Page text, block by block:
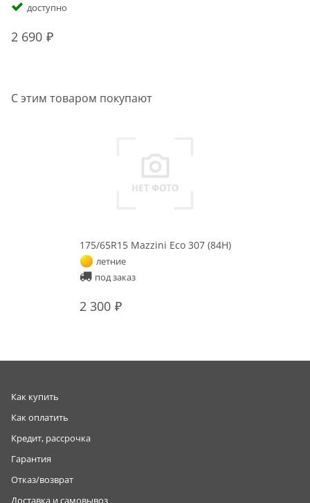
доступно
2 690
С этим товаром покупают
175/65R15 Mazzini Eco 307 (84H)
летние
под заказ
2 300
Как купить
Как оплатить
Кредит, рассрочка
Гарантия
Отказ/возврат
Доставка и самовывоз